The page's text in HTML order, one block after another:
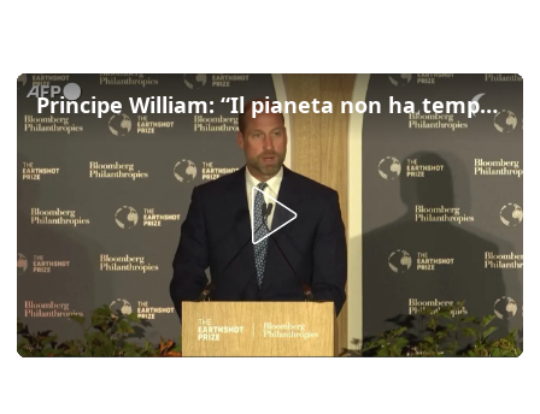
Principe William: “Il pianeta non ha tempo per cambiamenti graduali”